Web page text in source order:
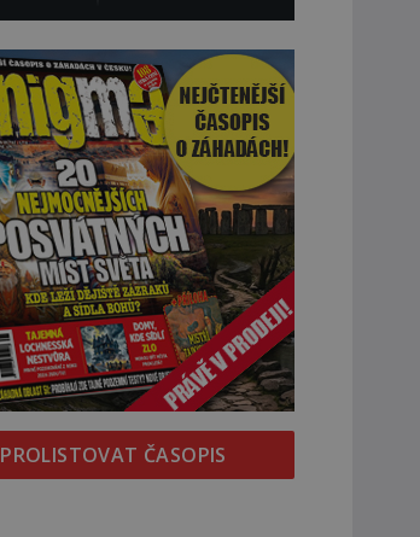
PROLISTOVAT ČASOPIS